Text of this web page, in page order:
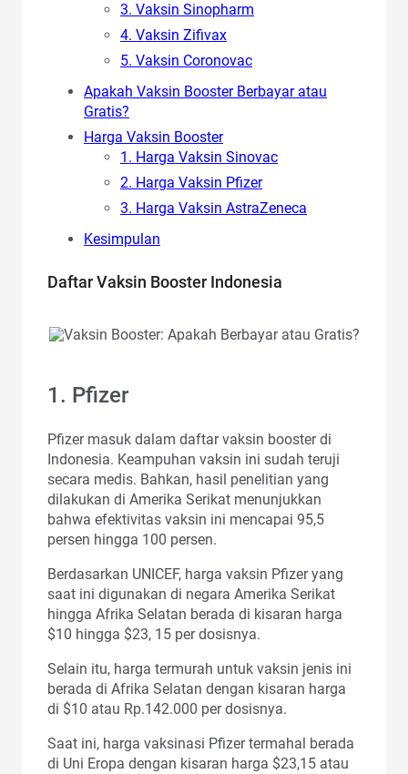
3. Vaksin Sinopharm
4. Vaksin Zifivax
5. Vaksin Coronovac
Apakah Vaksin Booster Berbayar atau
Gratis?
Harga Vaksin Booster
1. Harga Vaksin Sinovac
2. Harga Vaksin Pfizer
3. Harga Vaksin AstraZeneca
Kesimpulan
Daftar Vaksin Booster Indonesia
1. Pfizer
Pfizer masuk dalam daftar vaksin booster di
Indonesia. Keampuhan vaksin ini sudah teruji
secara medis. Bahkan, hasil penelitian yang
dilakukan di Amerika Serikat menunjukkan
bahwa efektivitas vaksin ini mencapai 95,5
persen hingga 100 persen.
Berdasarkan UNICEF, harga vaksin Pfizer yang
saat ini digunakan di negara Amerika Serikat
hingga Afrika Selatan berada di kisaran harga
$10 hingga $23, 15 per dosisnya.
Selain itu, harga termurah untuk vaksin jenis ini
berada di Afrika Selatan dengan kisaran harga
di $10 atau Rp.142.000 per dosisnya.
Saat ini, harga vaksinasi Pfizer termahal berada
di Uni Eropa dengan kisaran harga $23,15 atau